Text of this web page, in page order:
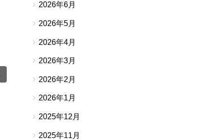
2026年6月
2026年5月
2026年4月
2026年3月
2026年2月
2026年1月
2025年12月
2025年11月